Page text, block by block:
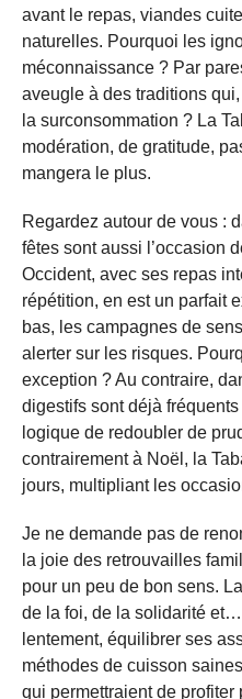
avant le repas, viandes
naturelles. Pourquoi les
méconnaissance ? Par
aveugle à des traditions
la surconsommation ? La
modération, de gratitude,
mangera le plus.
Regardez autour de vous :
fêtes sont aussi l’occasion
Occident, avec ses repas
répétition, en est un parfait
bas, les campagnes de
alerter sur les risques.
exception ? Au contraire,
digestifs sont déjà
logique de redoubler de
contrairement à Noël, la
jours, multipliant les
Je ne demande pas de
la joie des retrouvailles
pour un peu de bon sens.
de la foi, de la solidarité
lentement, équilibrer ses
méthodes de cuisson
qui permettraient de